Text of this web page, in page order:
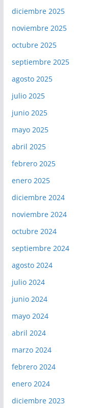
diciembre 2025
noviembre 2025
octubre 2025
septiembre 2025
agosto 2025
julio 2025
junio 2025
mayo 2025
abril 2025
febrero 2025
enero 2025
diciembre 2024
noviembre 2024
octubre 2024
septiembre 2024
agosto 2024
julio 2024
junio 2024
mayo 2024
abril 2024
marzo 2024
febrero 2024
enero 2024
diciembre 2023